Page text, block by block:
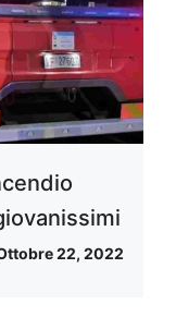
22, 2022